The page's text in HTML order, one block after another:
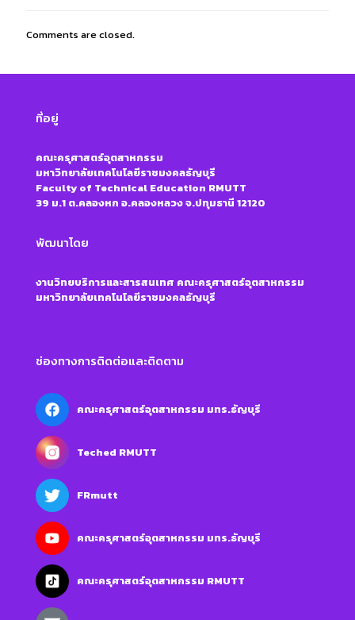
Comments are closed.
ที่อยู่
คณะครุศาสตร์อุตสาหกรรม
มหาวิทยาลัยเทคโนโลยีราชมงคลธัญบุรี
Faculty of Technical Education RMUTT
39 ม.1 ต.คลองหก อ.คลองหลวง จ.ปทุมธานี 12120
พัฒนาโดย
งานวิทยบริการและสารสนเทศ คณะครุศาสตร์อุตสาหกรรม
มหาวิทยาลัยเทคโนโลยีราชมงคลธัญบุรี
ช่องทางการติดต่อและติดตาม
คณะครุศาสตร์อุตสาหกรรม มทร.ธัญบุรี
Teched RMUTT
FRmutt
คณะครุศาสตร์อุตสาหกรรม มทร.ธัญบุรี
คณะครุศาสตร์อุตสาหกรรม RMUTT